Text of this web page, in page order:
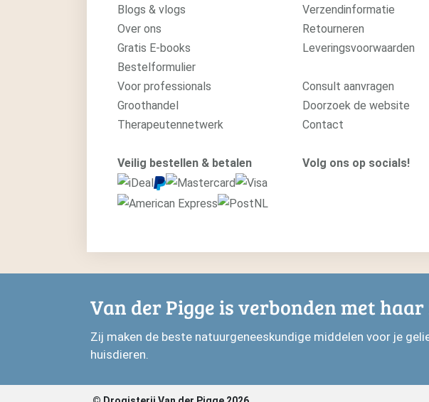
Blogs & vlogs
Over ons
Gratis E-books
Bestelformulier
Voor professionals
Groothandel
Therapeutennetwerk
Veilig bestellen & betalen
Verzendinformatie
Retourneren
Leveringsvoorwaarden
Consult aanvragen
Doorzoek de website
Contact
Volg ons op socials!
Van der Pigge is verbonden met
Zij maken de beste natuurgeneeskundige middelen voor je
huisdieren.